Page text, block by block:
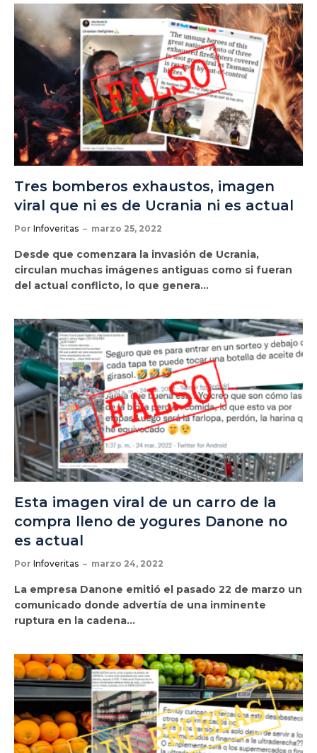
Tres bomberos exhaustos, imagen
viral que ni es de Ucrania ni es actual
Por Infoveritas marzo 25, 2022
Desde que comenzara la invasión de Ucrania,
circulan muchas imágenes antiguas como si fueran
del actual conflicto, lo que genera…
Esta imagen viral de un carro de la
compra lleno de yogures Danone no
es actual
Por Infoveritas marzo 24, 2022
La empresa Danone emitió el pasado 22 de marzo un
comunicado donde advertía de una inminente
ruptura en la cadena…